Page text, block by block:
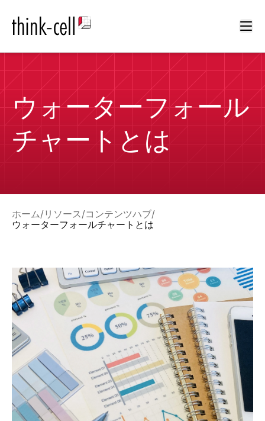
ウォーターフォール
チャートとは
ホーム リソース コンテンツハブ
ウォーターフォールチャートとは